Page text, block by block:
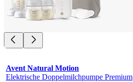
Avent Natural Motion
Elektrische Doppelmilchpumpe Premium